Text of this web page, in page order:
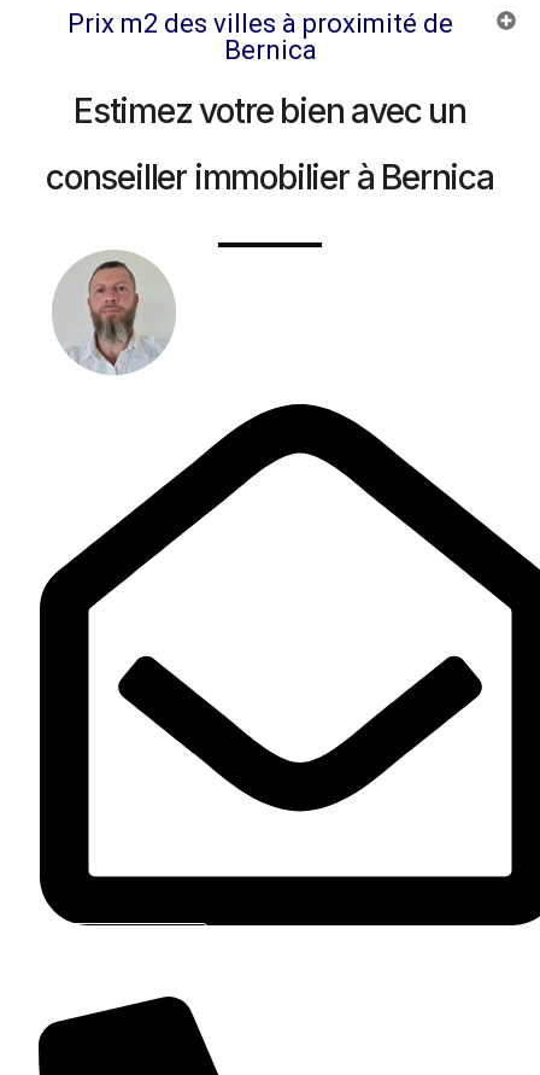
Prix m2 des villes à proximité de
Bernica
Estimez votre bien avec un
conseiller immobilier à Bernica